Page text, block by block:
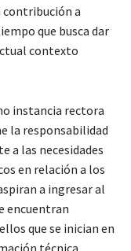
contribución a
que busca dar
contexto
instancia rectora
la responsabilidad
a las necesidades
en relación a los
a ingresar al
encuentran
que se inician en
técnica